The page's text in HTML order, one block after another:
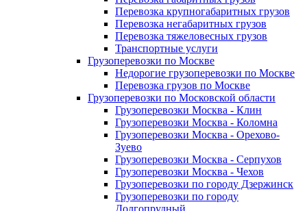
Перевозка крупногабаритных грузов
Перевозка негабаритных грузов
Перевозка тяжеловесных грузов
Транспортные услуги
Грузоперевозки по Москве
Недорогие грузоперевозки по Москве
Перевозка грузов по Москве
Грузоперевозки по Московской области
Грузоперевозки Москва - Клин
Грузоперевозки Москва - Коломна
Грузоперевозки Москва - Орехово-
Зуево
Грузоперевозки Москва - Серпухов
Грузоперевозки Москва - Чехов
Грузоперевозки по городу Дзержинск
Грузоперевозки по городу
Долгопрудный